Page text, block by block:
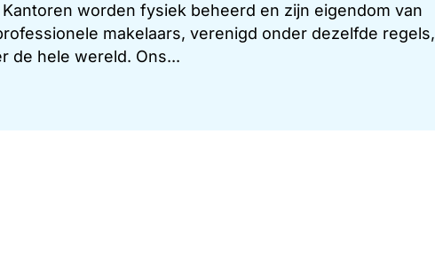
worden fysiek beheerd en zijn eigendom van
makelaars, verenigd onder dezelfde regels,
de hele wereld. Ons...